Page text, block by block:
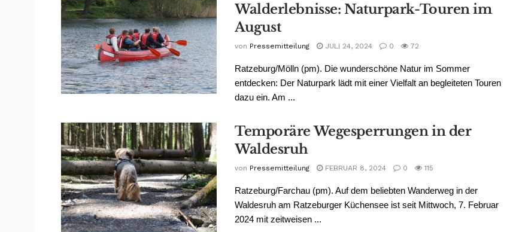
Walderlebnisse: Naturpark-Touren im
August
von Pressemitteilung JULI 24, 2024 0 72
Ratzeburg/Mölln (pm). Die wunderschöne Natur im Sommer
entdecken: Der Naturpark lädt mit einer Vielfalt an begleiteten Touren
dazu ein. Am ...
Temporäre Wegesperrungen in der
Waldesruh
von Pressemitteilung FEBRUAR 8, 2024 0 115
Ratzeburg/Farchau (pm). Auf dem beliebten Wanderweg in der
Waldesruh am Ratzeburger Küchensee ist seit Mittwoch, 7. Februar
2024 mit zeitweisen ...